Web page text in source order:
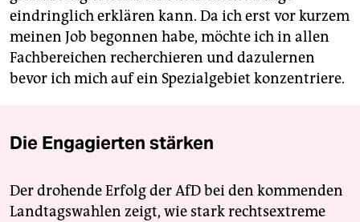
eindringlich erklären kann. Da ich erst vor kurzem
meinen Job begonnen habe, möchte ich in allen
Fachbereichen recherchieren und dazulernen
bevor ich mich auf ein Spezialgebiet konzentriere.
Die Engagierten stärken
Der drohende Erfolg der AfD bei den kommenden
Landtagswahlen zeigt, wie stark rechtsextreme